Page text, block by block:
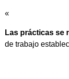
«
Las prácticas se
de trabajo